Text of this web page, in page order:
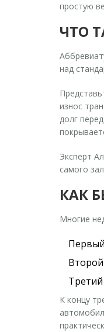
простую
ЧТО
над
износ
долг
Эксперт
самого
КАК
Многие
Третий
К концу